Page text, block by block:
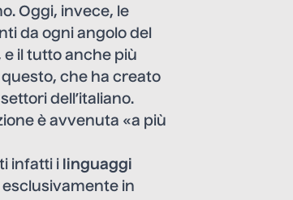
Oggi, invece, le
da ogni angolo del
e il tutto anche più
che ha creato
dell’italiano.
è avvenuta «a più
infatti i
linguaggi
in